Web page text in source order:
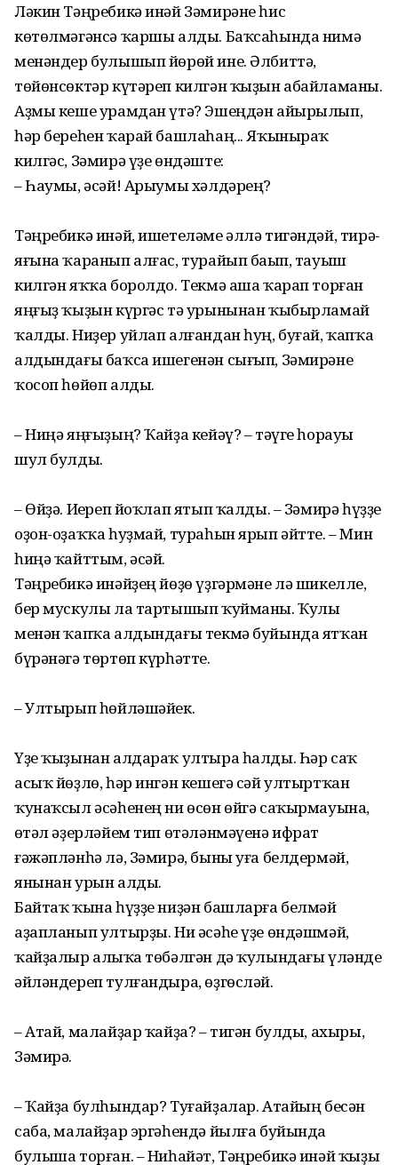
Ләкин Тәңребикә инәй Зәмирәне һис
көтөлмәгәнсә ҡаршы алды. Баҡсаһында нимә
менәндер булышып йөрөй ине. Әлбиттә,
төйөнсөктәр күтәреп килгән ҡыҙын абайламаны.
Аҙмы кеше урамдан үтә? Эшеңдән айырылып,
һәр береһен ҡарай башлаһаң... Яҡыныраҡ
килгәс, Зәмирә үҙе өндәште:
– Һаумы, әсәй! Арыумы хәлдәрең?
Тәңребикә инәй, ишетеләме әллә тигәндәй, тирә-
яғына ҡаранып алғас, турайып баҫып, тауыш
килгән яҡҡа боролдо. Текмә аша ҡарап торған
яңғыҙ ҡыҙын күргәс тә урынынан ҡыбырламай
ҡалды. Ниҙер уйлап алғандан һуң, буғай, ҡапҡа
алдындағы баҡса ишегенән сығып, Зәмирәне
ҡосоп һөйөп алды.
– Ниңә яңғыҙың? Ҡайҙа кейәү? – тәүге һорауы
шул булды.
– Өйҙә. Иҫереп йоҡлап ятып ҡалды. – Зәмирә һүҙҙе
оҙон-оҙаҡҡа һуҙмай, тураһын ярып әйтте. – Мин
һиңә ҡайттым, әсәй.
Тәңребикә инәйҙең йөҙө үҙгәрмәне лә шикелле,
бер мускулы ла тартышып ҡуйманы. Ҡулы
менән ҡапҡа алдындағы текмә буйында ятҡан
бүрәнәгә төртөп күрһәтте.
– Ултырып һөйләшәйек.
Үҙе ҡыҙынан алдараҡ ултыра һалды. Һәр саҡ
асыҡ йөҙлө, һәр ингән кешегә сәй ултыртҡан
ҡунаҡсыл әсәһенең ни өсөн өйгә саҡырмауына,
өҫтәл әҙерләйем тип өтәләнмәүенә ифрат
ғәжәпләнһә лә, Зәмирә, быны уға белдермәй,
янынан урын алды.
Байтаҡ ҡына һүҙҙе ниҙән башларға белмәй
аҙапланып ултырҙы. Ни әсәһе үҙе өндәшмәй,
ҡайҙалыр алыҫҡа төбәлгән дә ҡулындағы үләнде
әйләндереп тулғандыра, өҙгөсләй.
– Атай, малайҙар ҡайҙа? – тигән булды, ахыры,
Зәмирә.
– Ҡайҙа булһындар? Туғайҙалар. Атайың бесән
саба, малайҙар эргәһендә йылға буйында
булыша торған. – Ниһайәт, Тәңребикә инәй ҡыҙы